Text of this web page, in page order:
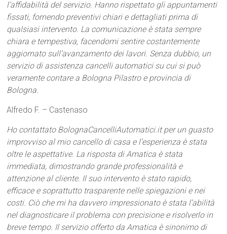
l’affidabilità del servizio. Hanno rispettato gli appuntamenti
fissati, fornendo preventivi chiari e dettagliati prima di
qualsiasi intervento. La comunicazione è stata sempre
chiara e tempestiva, facendomi sentire costantemente
aggiornato sull’avanzamento dei lavori. Senza dubbio, un
servizio di assistenza cancelli automatici su cui si può
veramente contare a Bologna Pilastro e provincia di
Bologna.
Alfredo F. – Castenaso
Ho contattato BolognaCancelliAutomatici.it per un guasto
improvviso al mio cancello di casa e l’esperienza è stata
oltre le aspettative. La risposta di Amatica è stata
immediata, dimostrando grande professionalità e
attenzione al cliente. Il suo intervento è stato rapido,
efficace e soprattutto trasparente nelle spiegazioni e nei
costi. Ciò che mi ha davvero impressionato è stata l’abilità
nel diagnosticare il problema con precisione e risolverlo in
breve tempo. Il servizio offerto da Amatica è sinonimo di